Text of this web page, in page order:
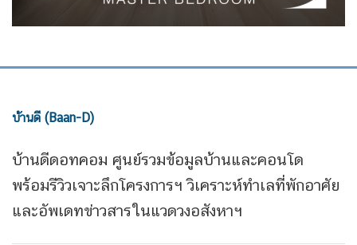
บ้านดี (Baan-D)
บ้านดีดอทคอม ศูนย์รวมข้อมูลบ้านและคอนโด
พร้อมรีวิวเจาะลึกโครงการฯ วิเคราะห์ทำเลที่พักอาศัย
และอัพเดทข่าวสารในแวดวงอสังหาฯ